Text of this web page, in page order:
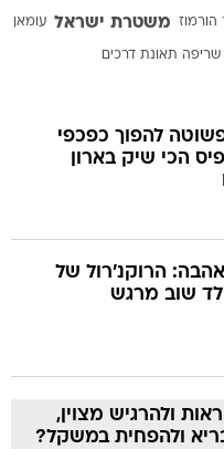
משטרת ישראל עומאן
שריפה תאונת דרכים
להפוך כפכפי
הכי שיק בארון
הרוקנ'רול של
שוב מרגש
ולהרגיש מצוין,
ולהפחית במשקל?